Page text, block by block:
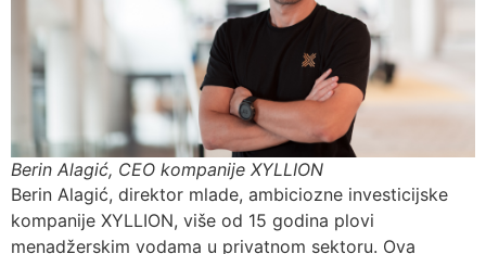
Berin Alagić, CEO kompanije XYLLION
Berin Alagić, direktor mlade, ambiciozne investicijske
kompanije XYLLION, više od 15 godina plovi
menadžerskim vodama u privatnom sektoru. Ova